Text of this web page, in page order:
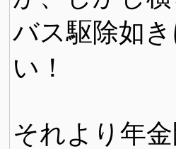
バス駆除如
い！
それより年